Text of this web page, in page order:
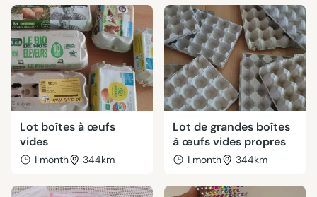
Lot boîtes à œufs
vides
1 month 344km
Lot de grandes boîtes
à œufs vides propres
1 month 344km